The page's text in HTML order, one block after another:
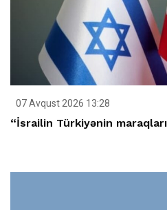
07 Avqust 2026 13:28
“İsrailin Türkiyənin